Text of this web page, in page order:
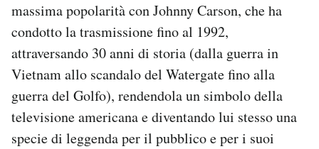
massima popolarità con Johnny Carson, che ha
condotto la trasmissione fino al 1992,
attraversando 30 anni di storia (dalla guerra in
Vietnam allo scandalo del Watergate fino alla
guerra del Golfo), rendendola un simbolo della
televisione americana e diventando lui stesso una
specie di leggenda per il pubblico e per i suoi